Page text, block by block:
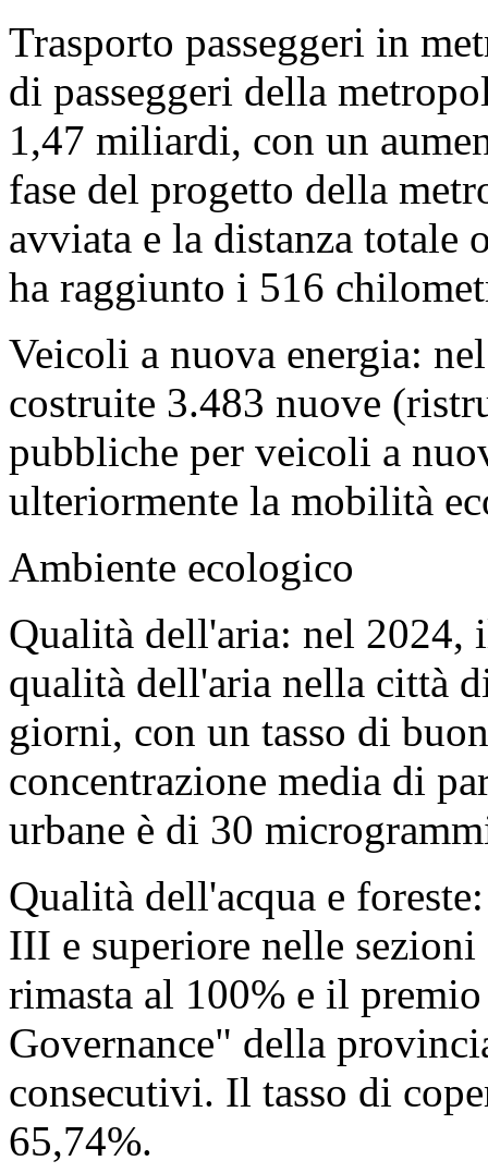
Trasporto passeggeri in
di passeggeri della
1,47 miliardi, con un
fase del progetto della
avviata e la distanza totale
ha raggiunto i 516
Veicoli a nuova energia:
costruite 3.483 nuove
pubbliche per veicoli a
ulteriormente la mobilità
Ambiente ecologico
Qualità dell'aria: nel 2024,
qualità dell'aria nella città
giorni, con un tasso di
concentrazione media di
urbane è di 30
Qualità dell'acqua e
III e superiore nelle
rimasta al 100% e il
Governance" della
consecutivi. Il tasso di
65,74%.